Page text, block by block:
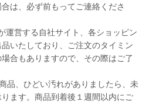
は、必ず前もってご連絡くださ
運営する自社サイト、各ショッピン
いたしており、ご注文のタイミン
合もありますので、その際はご了
品、ひどい汚れがありましたら、未
ます。商品到着後１週間以内にご